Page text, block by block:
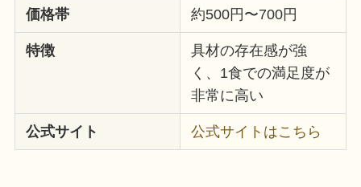
価格帯 約500円〜700円
特徴
具材の存在感が強
く、1食での満足度が
非常に高い
公式サイト 公式サイトはこちら